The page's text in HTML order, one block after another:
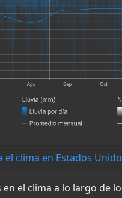
el clima en Estados
el clima a lo largo de